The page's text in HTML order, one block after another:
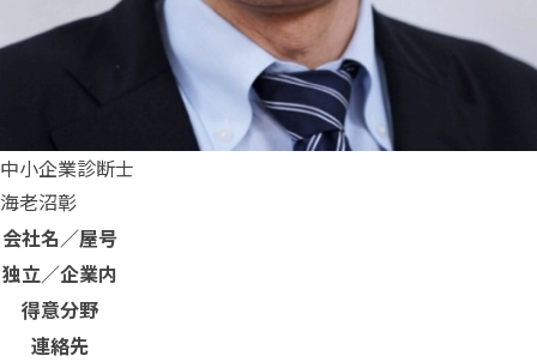
中小企業診断士
海老沼彰
会社名／屋号
独立／企業内
得意分野
連絡先